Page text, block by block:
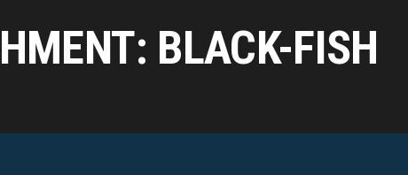
BLACK-FISH
CONTACT